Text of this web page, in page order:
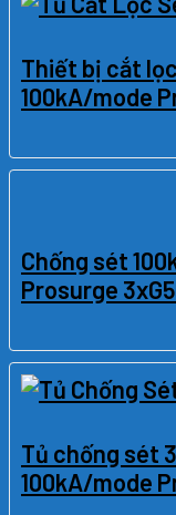
Thiết bị cắt
100kA/mode
Chống sét
Prosurge
Tủ chống sét
100kA/mode